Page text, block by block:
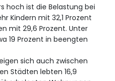
hoch ist die Belastung bei
Kindern mit 32,1 Prozent
mit 29,6 Prozent. Unter
19 Prozent in beengten
sich auch zwischen
Städten lebten 16,9